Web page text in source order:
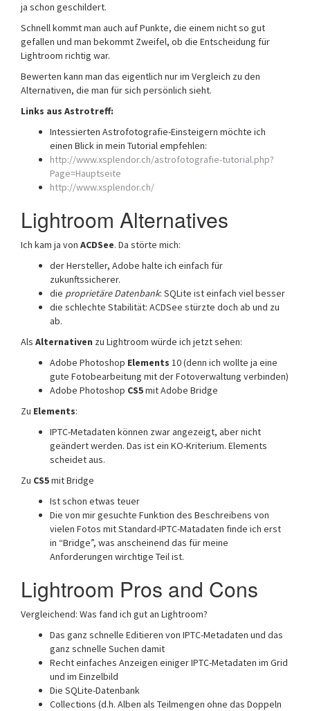
ja schon geschildert.
Schnell kommt man auch auf Punkte, die einem nicht so gut
gefallen und man bekommt Zweifel, ob die Entscheidung für
Lightroom richtig war.
Bewerten kann man das eigentlich nur im Vergleich zu den
Alternativen, die man für sich persönlich sieht.
Links aus Astrotreff:
Intessierten Astrofotografie-Einsteigern möchte ich
einen Blick in mein Tutorial empfehlen:
http://www.xsplendor.ch/astrofotografie-tutorial.php?
Page=Hauptseite
http://www.xsplendor.ch/
Lightroom Alternatives
Ich kam ja von ACDSee. Da störte mich:
der Hersteller, Adobe halte ich einfach für
zukunftssicherer.
die proprietäre Datenbank: SQLite ist einfach viel besser
die schlechte Stabilität: ACDSee stürzte doch ab und zu
ab.
Als Alternativen zu Lightroom würde ich jetzt sehen:
Adobe Photoshop Elements 10 (denn ich wollte ja eine
gute Fotobearbeitung mit der Fotoverwaltung verbinden)
Adobe Photoshop CS5mit Adobe Bridge
Zu Elements:
IPTC-Metadaten können zwar angezeigt, aber nicht
geändert werden. Das ist ein KO-Kriterium. Elements
scheidet aus.
Zu CS5mit Bridge
Ist schon etwas teuer
Die von mir gesuchte Funktion des Beschreibens von
vielen Fotos mit Standard-IPTC-Matadaten finde ich erst
in “Bridge”, was anscheinend das für meine
Anforderungen wirchtige Teil ist.
Lightroom Pros and Cons
Vergleichend: Was fand ich gut an Lightroom?
Das ganz schnelle Editieren von IPTC-Metadaten und das
ganz schnelle Suchen damit
Recht einfaches Anzeigen einiger IPTC-Metadaten im Grid
und im Einzelbild
Die SQLite-Datenbank
Collections (d.h. Alben als Teilmengen ohne das Doppeln